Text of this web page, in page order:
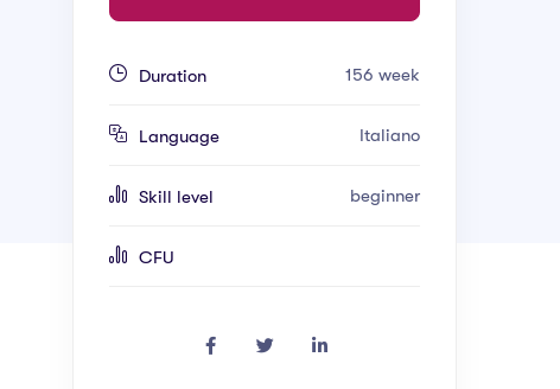
Duration 156 week
Language Italiano
Skill level beginner
CFU